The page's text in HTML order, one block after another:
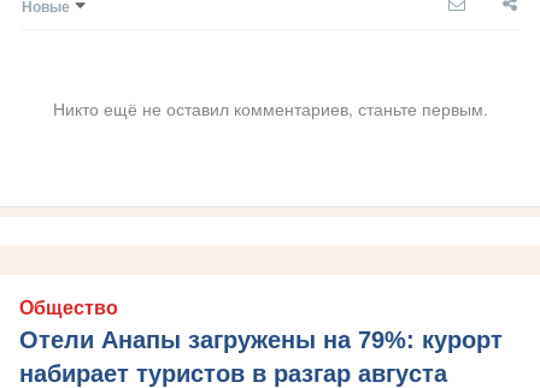
Новые
Никто ещё не оставил комментариев, станьте первым.
Общество
Отели Анапы загружены на 79%: курорт
набирает туристов в разгар августа